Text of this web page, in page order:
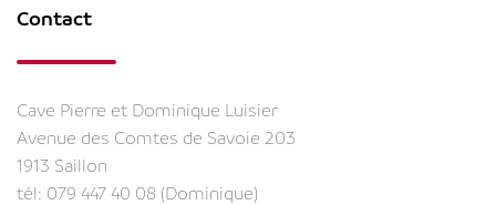
Contact
Cave Pierre et Dominique Luisier
Avenue des Comtes de Savoie 203
1913 Saillon
tél: 079 447 40 08 (Dominique)